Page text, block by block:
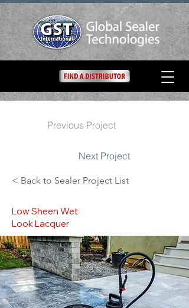
Previous Project
Next Project
< Back to Sealer Project List
Low Sheen Wet
Look Lacquer